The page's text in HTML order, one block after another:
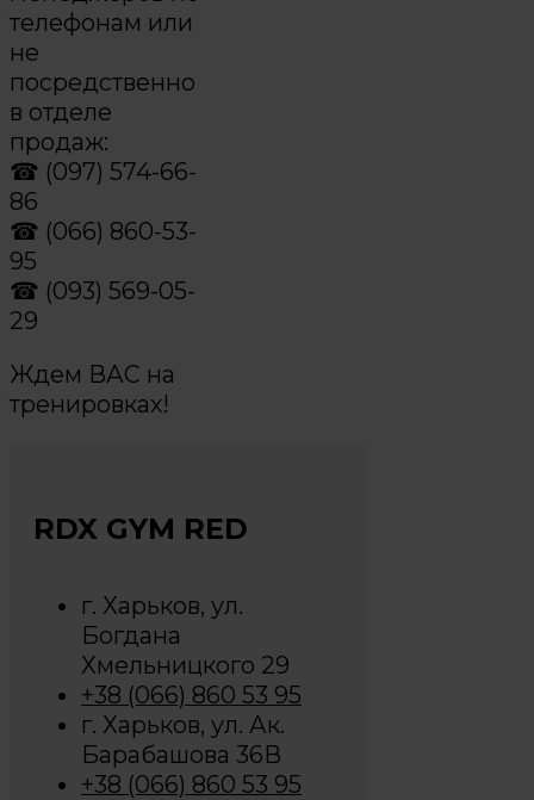
телефонам или
не
посредственно
в отделе
продаж:
☎ (097) 574-66-
86
☎ (066) 860-53-
95
☎ (093) 569-05-
29
Ждем ВАС на
тренировках!
RDX GYM RED
г. Харьков, ул.
Богдана
Хмельницкого 29
+38 (066) 860 53 95
г. Харьков, ул. Ак.
Барабашова 36В
+38 (066) 860 53 95